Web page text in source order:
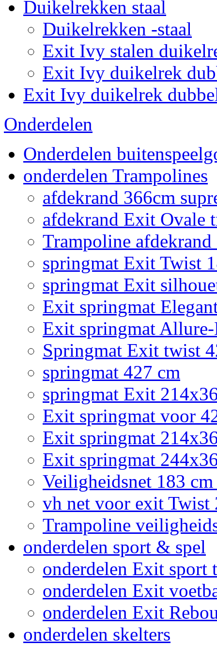
Duikelrekken staal
Duikelrekken -staal
Exit Ivy stalen
Exit Ivy duikelrek
Exit Ivy duikelrek
Onderdelen
Onderdelen
onderdelen Trampolines
afdekrand 366cm
afdekrand Exit Ovale
Trampoline
springmat Exit Twist
springmat Exit
Exit springmat
Exit springmat
Springmat Exit twist
springmat 427 cm
springmat Exit
Exit springmat voor
Exit springmat
Exit springmat
Veiligheidsnet 183
vh net voor exit Twist
Trampoline
onderdelen sport & spel
onderdelen Exit sport
onderdelen Exit
onderdelen Exit
onderdelen skelters